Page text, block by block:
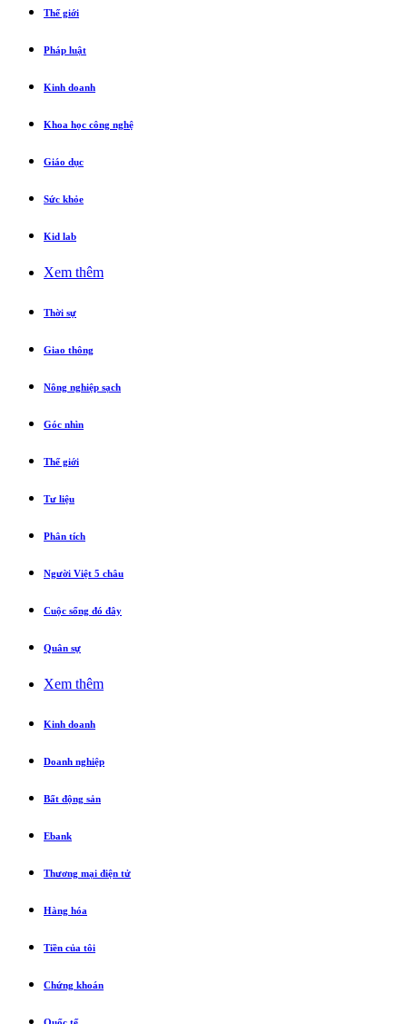
Thế giới
Pháp luật
Kinh doanh
Khoa học công nghệ
Giáo dục
Sức khỏe
Kid lab
Xem thêm
Thời sự
Giao thông
Nông nghiệp sạch
Góc nhìn
Thế giới
Tư liệu
Phân tích
Người Việt 5 châu
Cuộc sống đó đây
Quân sự
Xem thêm
Kinh doanh
Doanh nghiệp
Bất động sản
Ebank
Thương mại điện tử
Hàng hóa
Tiền của tôi
Chứng khoán